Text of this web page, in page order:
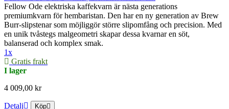
Fellow Ode elektriska kaffekvarn är nästa generations
premiumkvarn för hembaristan. Den har en ny generation av Brew
Burr-slipstenar som möjliggör större slipomfång och precision. Med
en unik tvåstegs malgeometri skapar dessa kvarnar en söt,
balanserad och komplex smak.
1x
Gratis frakt
I lager
4 009,00 kr
Detalj Köp